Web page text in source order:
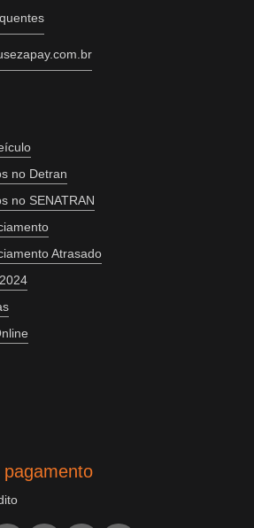
no Detran
no SENATRAN
Atrasado